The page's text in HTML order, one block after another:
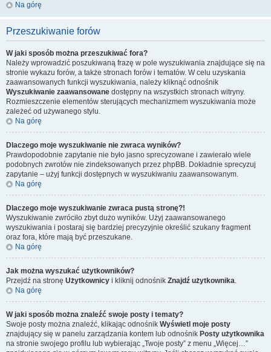
Na górę
Przeszukiwanie forów
W jaki sposób można przeszukiwać fora?
Należy wprowadzić poszukiwaną frazę w pole wyszukiwania znajdujące się na
stronie wykazu forów, a także stronach forów i tematów. W celu uzyskania
zaawansowanych funkcji wyszukiwania, należy kliknąć odnośnik
Wyszukiwanie zaawansowane dostępny na wszystkich stronach witryny.
Rozmieszczenie elementów sterujących mechanizmem wyszukiwania może
zależeć od używanego stylu.
Na górę
Dlaczego moje wyszukiwanie nie zwraca wyników?
Prawdopodobnie zapytanie nie było jasno sprecyzowane i zawierało wiele
podobnych zwrotów nie zindeksowanych przez phpBB. Dokładnie sprecyzuj
zapytanie – użyj funkcji dostępnych w wyszukiwaniu zaawansowanym.
Na górę
Dlaczego moje wyszukiwanie zwraca pustą stronę?!
Wyszukiwanie zwróciło zbyt dużo wyników. Użyj zaawansowanego
wyszukiwania i postaraj się bardziej precyzyjnie określić szukany fragment
oraz fora, które mają być przeszukane.
Na górę
Jak można wyszukać użytkowników?
Przejdź na stronę Użytkownicy i kliknij odnośnik Znajdź użytkownika.
Na górę
W jaki sposób można znaleźć swoje posty i tematy?
Swoje posty można znaleźć, klikając odnośnik Wyświetl moje posty
znajdujący się w panelu zarządzania kontem lub odnośnik Posty użytkownika
na stronie swojego profilu lub wybierając „Twoje posty” z menu „Więcej…”